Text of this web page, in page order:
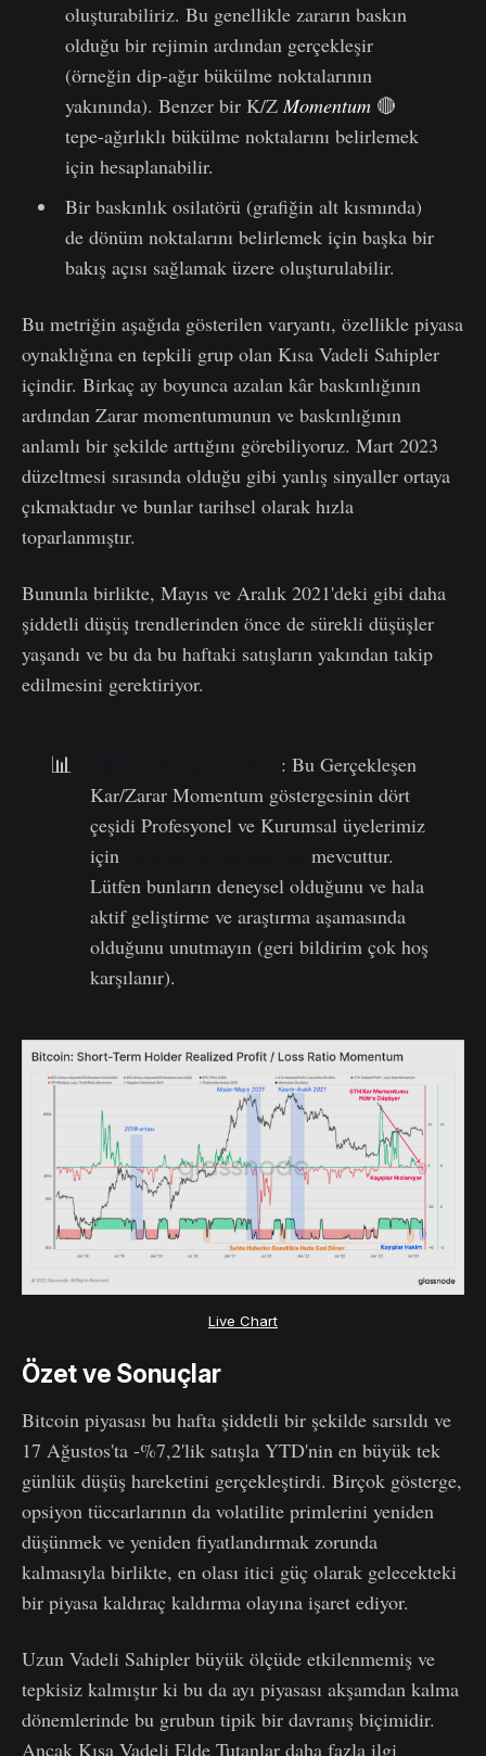
oluşturabiliriz. Bu genellikle zararın baskın
olduğu bir rejimin ardından gerçekleşir
(örneğin dip-ağır bükülme noktalarının
yakınında). Benzer bir K/ZMomentum🔴
tepe-ağırlıklı bükülme noktalarını belirlemek
için hesaplanabilir.
Bir baskınlık osilatörü (grafiğin alt kısmında)
de dönüm noktalarını belirlemek için başka bir
bakış açısı sağlamak üzere oluşturulabilir.
Bu metriğin aşağıda gösterilen varyantı, özellikle piyasa
oynaklığına en tepkili grup olan Kısa Vadeli Sahipler
içindir. Birkaç ay boyunca azalan kâr baskınlığının
ardından Zarar momentumunun ve baskınlığının
anlamlı bir şekilde arttığını görebiliyoruz. Mart 2023
düzeltmesi sırasında olduğu gibi yanlış sinyaller ortaya
çıkmaktadır ve bunlar tarihsel olarak hızla
toparlanmıştır.
Bununla birlikte, Mayıs ve Aralık 2021'deki gibi daha
şiddetli düşüş trendlerinden önce de sürekli düşüşler
yaşandı ve bu da bu haftaki satışların yakından takip
edilmesini gerektiriyor.
📊
: Bu Gerçekleşen
Kar/Zarar Momentum göstergesinin dört
çeşidi Profesyonel ve Kurumsal üyelerimiz
için
mevcuttur.
Lütfen bunların deneysel olduğunu ve hala
aktif geliştirme ve araştırma aşamasında
olduğunu unutmayın (geri bildirim çok hoş
karşılanır).
Live Chart
Özet ve Sonuçlar
Bitcoin piyasası bu hafta şiddetli bir şekilde sarsıldı ve
17 Ağustos'ta -%7,2'lik satışla YTD'nin en büyük tek
günlük düşüş hareketini gerçekleştirdi. Birçok gösterge,
opsiyon tüccarlarının da volatilite primlerini yeniden
düşünmek ve yeniden fiyatlandırmak zorunda
kalmasıyla birlikte, en olası itici güç olarak gelecekteki
bir piyasa kaldıraç kaldırma olayına işaret ediyor.
Uzun Vadeli Sahipler büyük ölçüde etkilenmemiş ve
tepkisiz kalmıştır ki bu da ayı piyasası akşamdan kalma
dönemlerinde bu grubun tipik bir davranış biçimidir.
Ancak Kısa Vadeli Elde Tutanlar daha fazla ilgi